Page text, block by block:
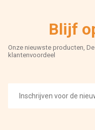
Blijf
Onze nieuwste producten,
klantenvoordeel
mailadres